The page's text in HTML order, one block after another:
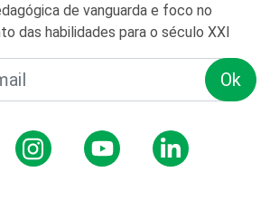
de vanguarda e foco no
das habilidades para o século XXI
Ok